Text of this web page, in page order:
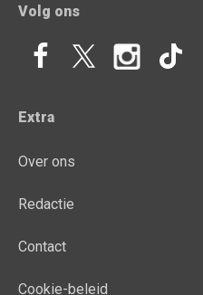
Volg ons
Extra
Over ons
Redactie
Contact
Cookie-beleid